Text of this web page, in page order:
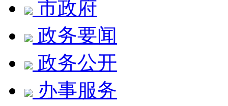
市政府
政务要闻
政务公开
办事服务